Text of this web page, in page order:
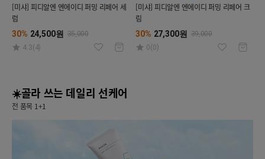
[미샤] 피디알엔 엔에이디 퍼밍 리페어 세
럼
30% 24,500원 35,000
4.3(4)
[미샤] 피디알엔 엔에이디 퍼밍 리페어 크
림
30% 27,300원 39,000
0(0)
☀️골라 쓰는 데일리 선케어
전 품목 1+1